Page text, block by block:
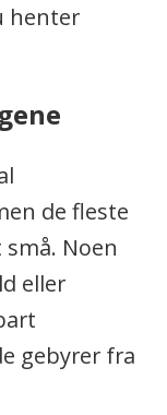
henter
de fleste
Noen
eller
gebyrer fra